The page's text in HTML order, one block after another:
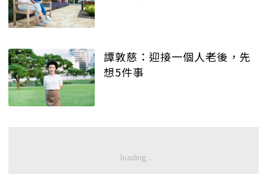
譚敦慈：迎接一個人老後，先
想5件事